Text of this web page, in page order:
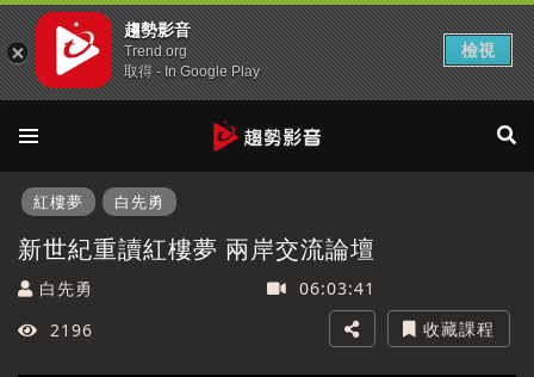
紅樓夢 白先勇
新世紀重讀紅樓夢 兩岸交流論壇
白先勇
06:03:41
2196
收藏課程
趨勢影音
Trend org
取得 - In Google Play
檢視